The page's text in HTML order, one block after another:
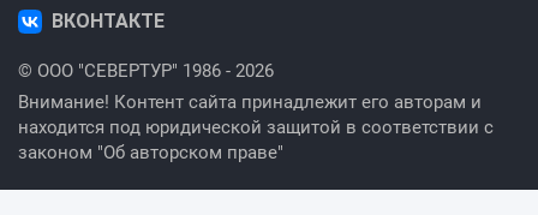
ВКОНТАКТЕ
© ООО "СЕВЕРТУР" 1986 - 2026
Внимание! Контент сайта принадлежит его авторам и
находится под юридической защитой в соответствии с
законом "Об авторском праве"